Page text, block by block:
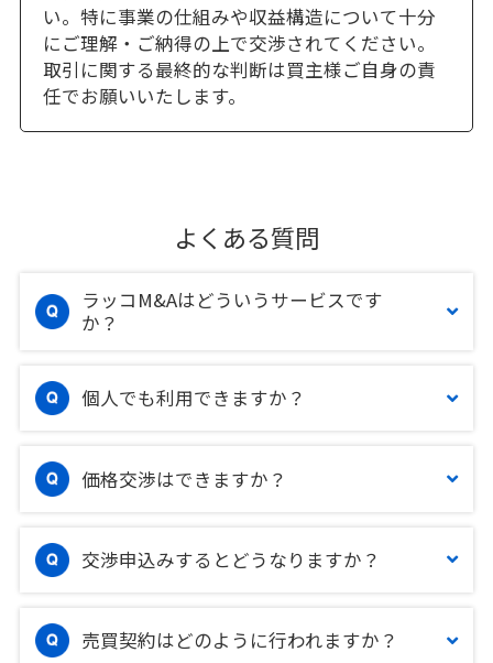
い。特に事業の仕組みや収益構造について十分
にご理解・ご納得の上で交渉されてください。
取引に関する最終的な判断は買主様ご自身の責
任でお願いいたします。
よくある質問
ラッコM&Aはどういうサービスです
か？
個人でも利用できますか？
価格交渉はできますか？
交渉申込みするとどうなりますか？
売買契約はどのように行われますか？